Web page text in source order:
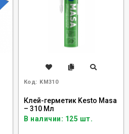
Код: KM310
Клей-герметик Kesto Masa
– 310 Мл
В наличии: 125 шт.